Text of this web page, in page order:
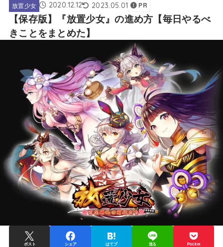
放置少女 2020.12.12 2023.05.01 PR
【保存版】『放置少女』の進め方【毎日やるべ
きことをまとめた】
ポスト シェア はてブ 送る Pocket